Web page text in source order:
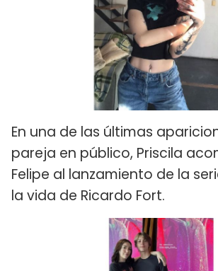
En una de las últimas
pareja en público, Priscila
Felipe al lanzamiento de la
la vida de Ricardo Fort.